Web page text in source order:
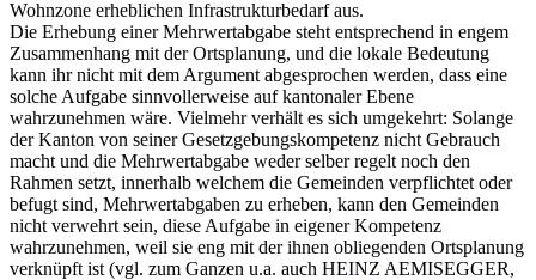
Wohnzone erheblichen Infrastrukturbedarf aus.
Die Erhebung einer Mehrwertabgabe steht entsprechend in engem
Zusammenhang mit der Ortsplanung, und die lokale Bedeutung
kann ihr nicht mit dem Argument abgesprochen werden, dass eine
solche Aufgabe sinnvollerweise auf kantonaler Ebene
wahrzunehmen wäre. Vielmehr verhält es sich umgekehrt: Solange
der Kanton von seiner Gesetzgebungskompetenz nicht Gebrauch
macht und die Mehrwertabgabe weder selber regelt noch den
Rahmen setzt, innerhalb welchem die Gemeinden verpflichtet oder
befugt sind, Mehrwertabgaben zu erheben, kann den Gemeinden
nicht verwehrt sein, diese Aufgabe in eigener Kompetenz
wahrzunehmen, weil sie eng mit der ihnen obliegenden Ortsplanung
verknüpft ist (vgl. zum Ganzen u.a. auch HEINZ AEMISEGGER,